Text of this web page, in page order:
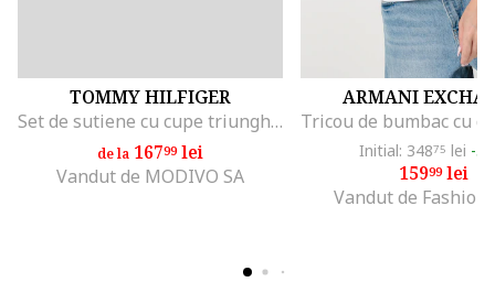
TOMMY HILFIGER
Set de sutiene cu cupe triunghiulare si detaliu logo - 3 perechi, Alb/Negru/Gri melange
de la 16799lei
Vandut de MODIVO SA
ARMANI
Initial: 34875 lei -
15999lei
Vandut de Fashion